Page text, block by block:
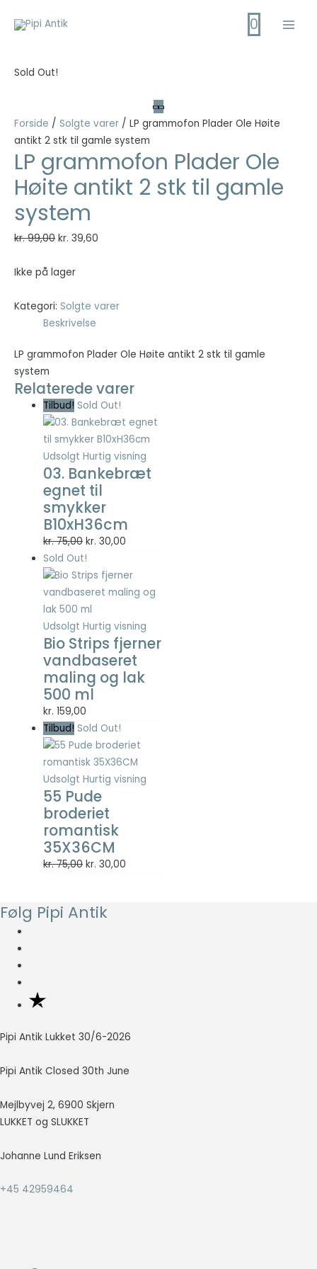
0
Sold Out!
Forside / Solgte varer / LP grammofon Plader Ole Høite
antikt 2 stk til gamle system
LP grammofon Plader Ole
Høite antikt 2 stk til gamle
system
kr.99,00 Den
pris
kr. 99,00.
kr. 39,60
kr. 39,60.
Ikke på lager
Kategori: Solgte varer
Beskrivelse
LP grammofon Plader Ole Høite antikt 2 stk til gamle
system
Relaterede varer
Tilbud! Sold Out!
Udsolgt Hurtig visning
03. Bankebræt
egnet til
smykker
B10xH36cm
kr.75,00 Den
oprindelige
pris
var:
kr. 75,00.
kr. 30,00
pris
er:
Sold Out!
Udsolgt Hurtig visning
Bio Strips fjerner
vandbaseret
maling og lak
500 ml
kr. 159,00
Tilbud! Sold Out!
Udsolgt Hurtig visning
55 Pude
broderiet
romantisk
35X36CM
kr.75,00 Den
var:
kr. 30,00
Følg Pipi Antik
Pipi Antik Lukket 30/6-2026
Pipi Antik Closed 30th June
Mejlbyvej 2, 6900 Skjern
LUKKET og SLUKKET
Johanne Lund Eriksen
+45 42959464
Nødvendig
Nødvendige
cookies hjælper
med at gøre en
hjemmeside
brugbar ved at
aktivere
grundlæggende
funktioner
såsom side-
navigation og
adgang til sikre
områder af
hjemmesiden.
Hjemmesiden
kan ikke fungere
ordentligt uden
disse cookies.
Statistisk
Statistisk
hjælper
webstedsejere
med at forstå,
hvordan de
besøgende
hjemmesider
ved at
indsamle og
rapportere
oplysninger
anonymt.
Oplevelse
For at vores
Hvis du
cookies,
funktionalitet
hjemmesiden.
Marketing
bruges til at